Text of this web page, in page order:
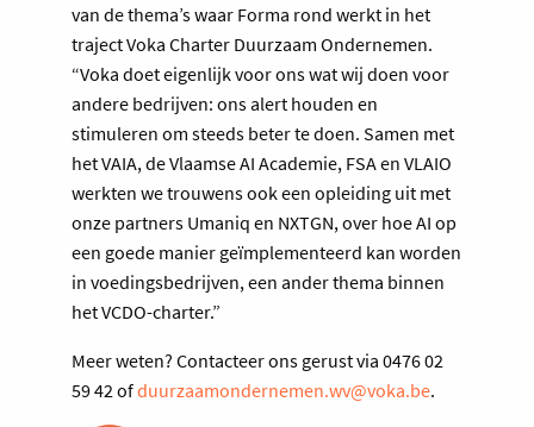
van de thema’s waar Forma rond werkt in het
traject Voka Charter Duurzaam Ondernemen.
“Voka doet eigenlijk voor ons wat wij doen voor
andere bedrijven: ons alert houden en
stimuleren om steeds beter te doen. Samen met
het VAIA, de Vlaamse AI Academie, FSA en VLAIO
werkten we trouwens ook een opleiding uit met
onze partners Umaniq en NXTGN, over hoe AI op
een goede manier geïmplementeerd kan worden
in voedingsbedrijven, een ander thema binnen
het VCDO-charter.”
Meer weten? Contacteer ons gerust via 0476 02
59 42 ofduurzaamondernemen.wv@voka.be.